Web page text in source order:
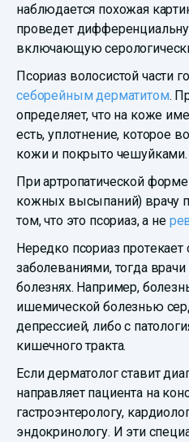
наблюдается похожая
проведет
включающую
Псориаз волосистой части
себорейным дерматитом.
определяет, что на коже
есть, уплотнение, которое
кожи и покрыто чешуйками.
При артропатической
кожных высыпаний) врачу
том, что это псориаз, а не
Нередко псориаз
заболеваниями, тогда
болезнях. Например,
ишемической болезнью
депрессией, либо с
кишечного тракта.
Если дерматолог ставит
направляет пациента на
гастроэнтерологу,
эндокринологу. И эти